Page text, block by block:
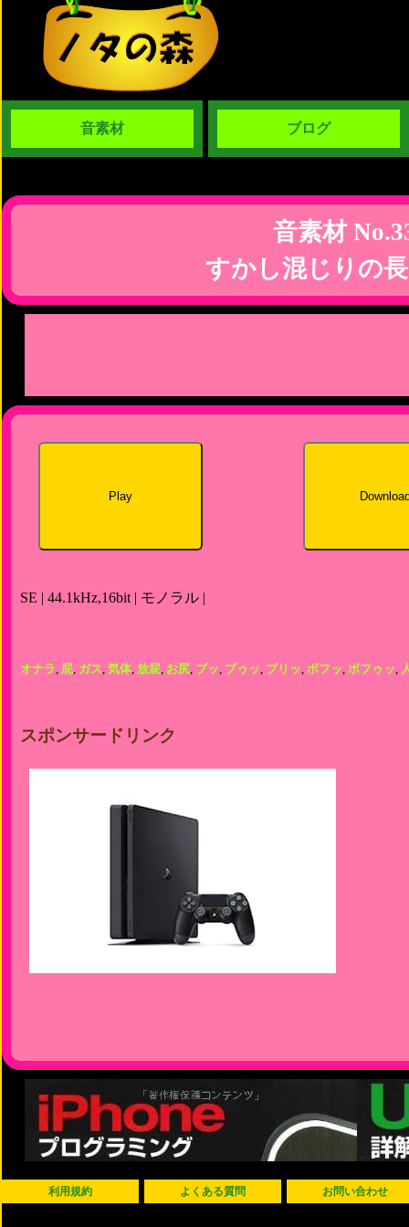
音素材 ブログ
音素材
すかし混じりの
Play
SE | 44.1kHz,16bit | モノラル |
オナラ, 屁, ガス, 気体, 放屁, お尻, ブッ, ブゥッ, ブリッ, ボフッ, ボフゥッ,
スポンサードリンク
利用規約 よくある質問 お問い合わせ